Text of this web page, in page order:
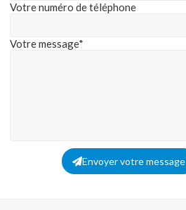
Votre numéro de téléphone
Votre message*
Envoyer votre message